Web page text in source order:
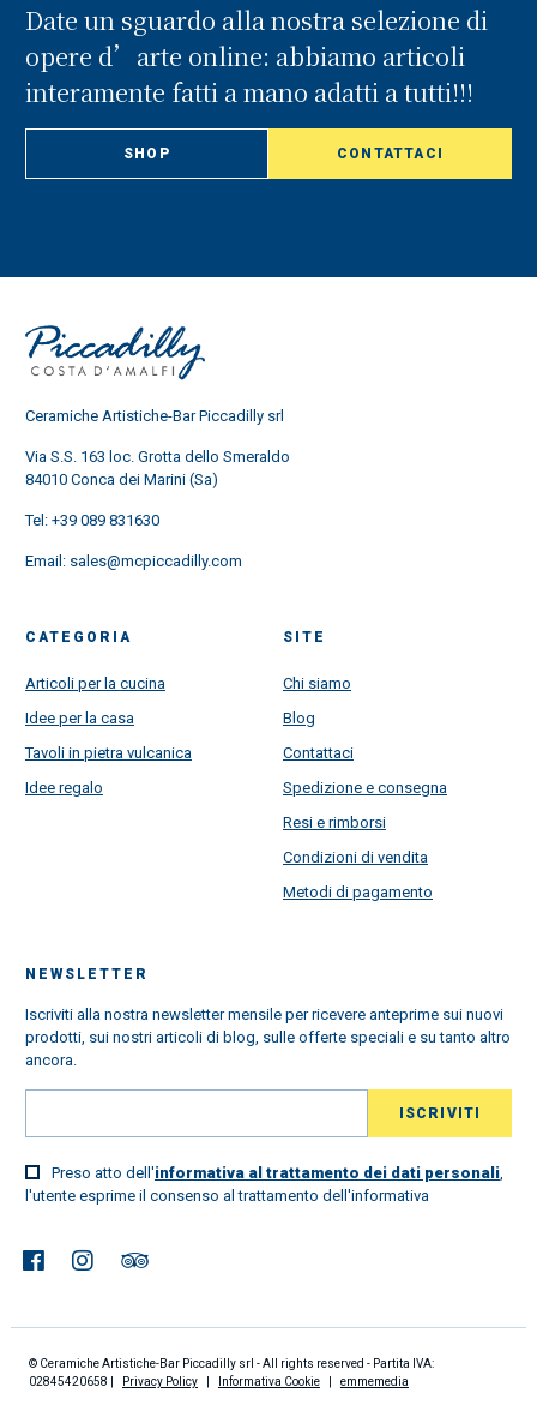
Date un sguardo alla nostra selezione di
opere d’arte online: abbiamo articoli
interamente fatti a mano adatti a tutti!!!
SHOP CONTATTACI
Ceramiche Artistiche-Bar Piccadilly srl
Via S.S. 163 loc. Grotta dello Smeraldo
84010 Conca dei Marini (Sa)
Tel: +39 089 831630
Email: sales@mcpiccadilly.com
CATEGORIA
Articoli per la cucina
Idee per la casa
Tavoli in pietra vulcanica
Idee regalo
SITE
Chi siamo
Blog
Contattaci
Spedizione e consegna
Resi e rimborsi
Condizioni di vendita
Metodi di pagamento
NEWSLETTER
Iscriviti alla nostra newsletter mensile per ricevere anteprime sui nuovi
prodotti, sui nostri articoli di blog, sulle offerte speciali e su tanto altro
ancora.
Preso atto dell'informativa al trattamento dei dati personali,
l'utente esprime il consenso al trattamento dell'informativa
© Ceramiche Artistiche-Bar Piccadilly srl - All rights reserved - Partita IVA:
02845420658 |
Privacy Policy Informativa Cookie emmemedia